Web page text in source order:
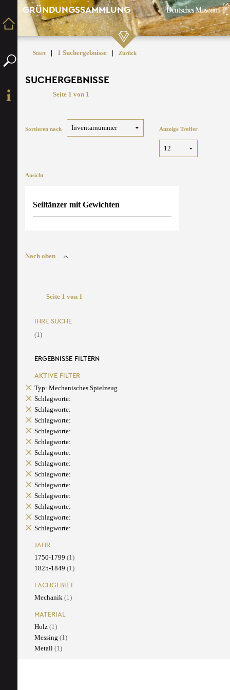
GRÜNDUNGSSAMMLUNG
Start | 1 Suchergebnisse | Zurück
SUCHERGEBNISSE
Seite 1 von 1
Sortieren nach Anzeige Treffer
Ansicht
Seiltänzer mit Gewichten
Nach oben
Seite 1 von 1
IHRE SUCHE
(1)
ERGEBNISSE FILTERN
AKTIVE FILTER
Typ: Mechanisches Spielzeug
Schlagworte:
Schlagworte:
Schlagworte:
Schlagworte:
Schlagworte:
Schlagworte:
Schlagworte:
Schlagworte:
Schlagworte:
Schlagworte:
Schlagworte:
Schlagworte:
Schlagworte:
JAHR
1750-1799 (1)
1825-1849 (1)
FACHGEBIET
Mechanik (1)
MATERIAL
Holz (1)
Messing (1)
Metall (1)